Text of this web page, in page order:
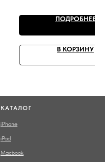
ПОДРОБНЕЕ
В КОРЗИНУ
КАТАЛОГ
iPhone
iPad
Macbook